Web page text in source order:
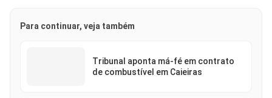
Para continuar, veja também
Tribunal aponta má-fé em contrato
de combustível em Caieiras